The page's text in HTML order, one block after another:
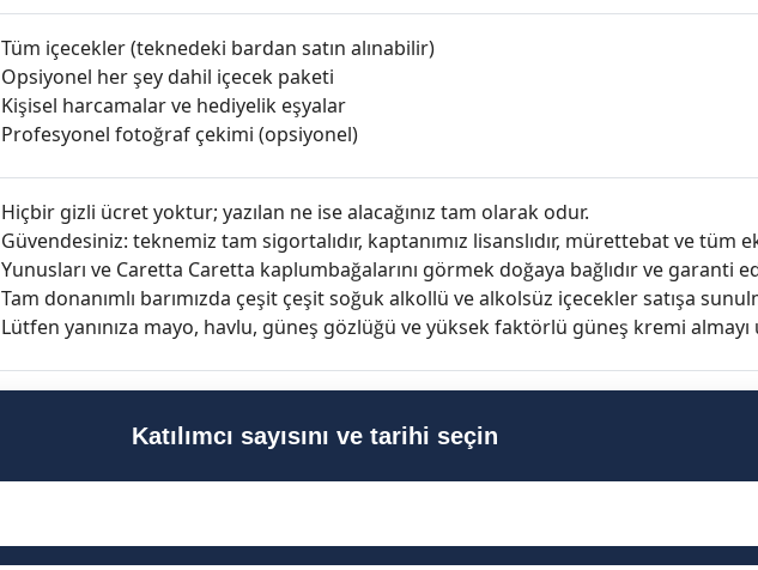
Tüm içecekler (teknedeki bardan satın alınabilir)
Opsiyonel her şey dahil içecek paketi
Kişisel harcamalar ve hediyelik eşyalar
Profesyonel fotoğraf çekimi (opsiyonel)
Hiçbir gizli ücret yoktur; yazılan ne ise alacağınız tam olarak odur.
Güvendesiniz: teknemiz tam sigortalıdır, kaptanımız lisanslıdır, mürettebat ve tüm
Yunusları ve Caretta Caretta kaplumbağalarını görmek doğaya bağlıdır ve garanti
Tam donanımlı barımızda çeşit çeşit soğuk alkollü ve alkolsüz içecekler satışa
Lütfen yanınıza mayo, havlu, güneş gözlüğü ve yüksek faktörlü güneş kremi almayı
Katılımcı sayısını ve tarihi seçin